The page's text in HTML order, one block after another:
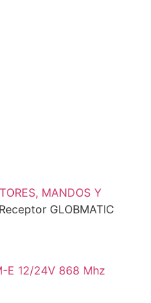
MANDOS Y
GLOBMATIC